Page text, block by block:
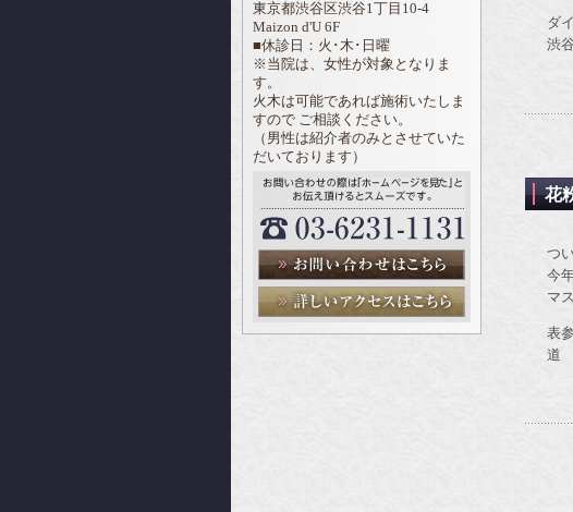
ダ
渋
花
つ
今
マ
表
道
東京都渋谷区渋谷1丁目10-4
Maizon d'U 6F
■休診日：火･木･日曜
※当院は、女性が対象となりま
す。
火木は可能であれば施術いたしま
すので ご相談ください。
（男性は紹介者のみとさせていた
だいております）